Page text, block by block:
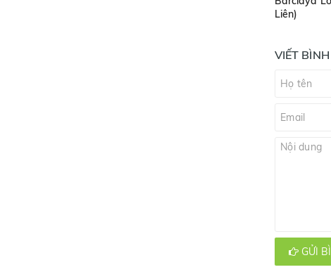
Liên)
VIẾT
GỬI